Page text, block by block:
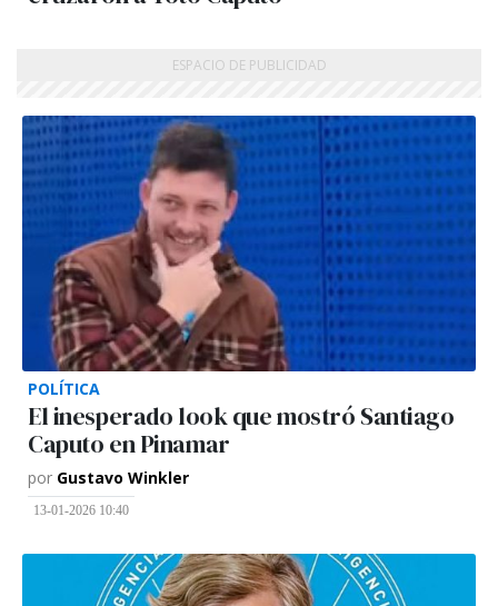
POLÍTICA
El inesperado look que mostró Santiago
Caputo en Pinamar
por Gustavo Winkler
13-01-2026 10:40